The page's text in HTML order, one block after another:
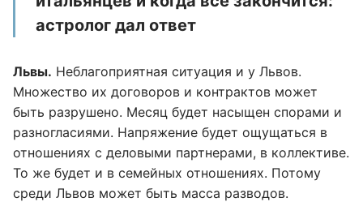
астролог дал ответ
Львы. Неблагоприятная ситуация и у Львов.
Множество их договоров и контрактов может
быть разрушено. Месяц будет насыщен спорами и
разногласиями. Напряжение будет ощущаться в
отношениях с деловыми партнерами, в коллективе.
То же будет и в семейных отношениях. Потому
среди Львов может быть масса разводов.